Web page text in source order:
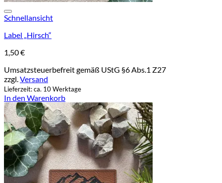
Schnellansicht
Label „Hirsch“
1,50€
Umsatzsteuerbefreit gemäß UStG §6 Abs.1 Z27
zzgl. Versand
Lieferzeit: ca. 10 Werktage
In den Warenkorb